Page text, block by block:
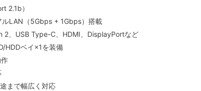
2.1b）
ルLAN（5Gbps + 1Gbps）搭載
2、USB Type-C、HDMI、DisplayPortなど
HDDベイ×1を装備
まで幅広く対応